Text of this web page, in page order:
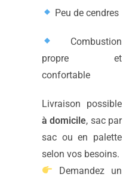
Peu de cendres
Combustion
propre et
confortable
Livraison possible
à domicile, sac par
sac ou en palette
selon vos besoins.
Demandez un